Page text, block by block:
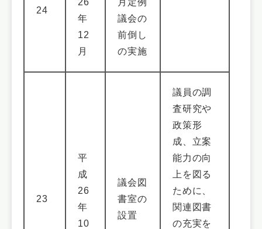
24
年
12
月
議会の
前倒し
の実施
23
平
成
26
年
10
議会図
書室の
設置
議員の調
査研究や
政策形
成、立案
能力の向
上を図る
ために、
関連図書
の充実を